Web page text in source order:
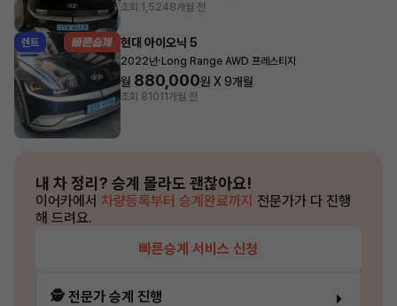
조회 1,5248개월 전
렌트 현대 아이오닉 5
2022년· Long Range AWD 프레스티지
월 880,000원 X9개월
조회 81011개월 전
내 차 정리? 승계 몰라도 괜찮아요!
이어카에서 차량등록부터 승계완료까지 전문가가 다 진행
해 드려요.
빠른승계 서비스 신청
🕵️ 전문가 승계 진행